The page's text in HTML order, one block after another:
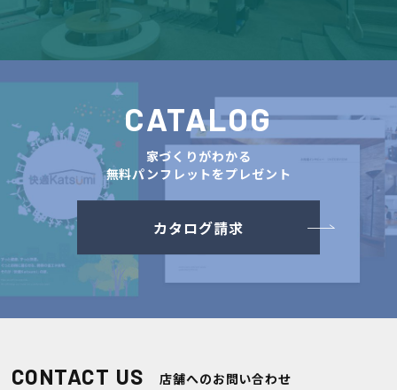
CATALOG
家づくりがわかる
無料パンフレットをプレゼント
カタログ請求
CONTACT US 店舗へのお問い合わせ